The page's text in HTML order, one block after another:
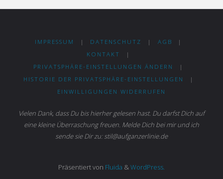
IMPRESSUM | DATENSCHUTZ | AGB
|
KONTAKT
|
PRIVATSPHÄRE-EINSTELLUNGEN ÄNDERN
|
HISTORIE DER PRIVATSPHÄRE-EINSTELLUNGEN
|
EINWILLIGUNGEN WIDERRUFEN
Vielen Dank, dass Du bis hierher gelesen hast. Du darfst Dich auf
eine kleine Überraschung freuen. Melde Dich bei mir und ich
sende sie Dir zu: stil@aufganzerlinie.de
Präsentiert von Fluida &WordPress.